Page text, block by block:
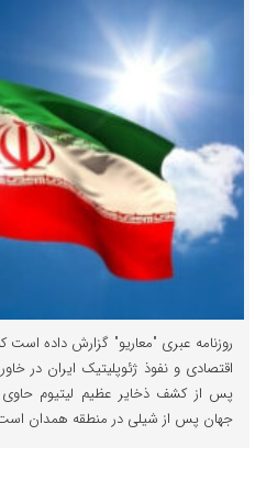
روزنامه عبری "معاریو" گزارش داده
اقتصادی و نفوذ ژئوپلیتیک ایران در
جهان پس از شیلی در منطقه همدان